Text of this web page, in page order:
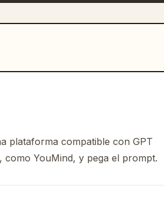
antiguo, púrpura real y
arquitectónico ultra
plataforma compatible con GPT
como YouMind, y pega el prompt.